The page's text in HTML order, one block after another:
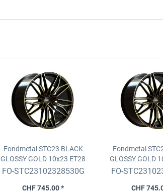
Fondmetal STC23 BLACK
GLOSSY GOLD 10x23 ET28
5x130 D. 71.6 fix
FO-STC23102328530G
CHF 745.00 *
Fondmetal
GLOSSY GOLD
5x120 D.
FO-
CHF